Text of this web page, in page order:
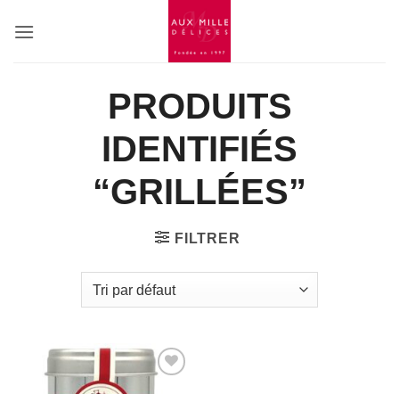
PRODUITS
IDENTIFIÉS
“GRILLÉES”
FILTRER